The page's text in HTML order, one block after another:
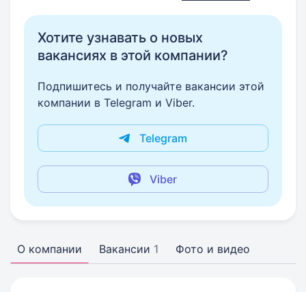
Хотите узнавать о новых
вакансиях в этой компании?
Подпишитесь и получайте вакансии этой
компании в Telegram и Viber.
Telegram
Viber
О компании Вакансии 1 Фото и видео